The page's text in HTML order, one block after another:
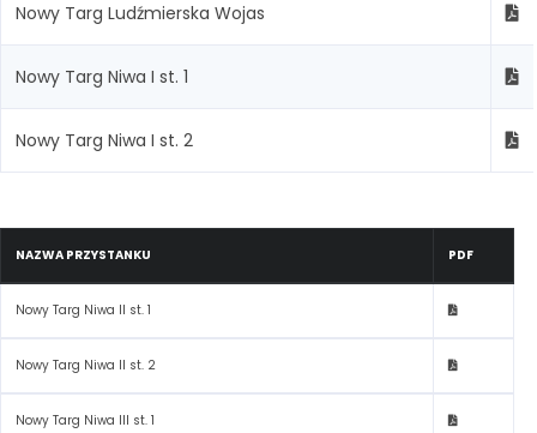
Nowy Targ Ludźmierska Wojas
Nowy Targ Niwa I st. 1
Nowy Targ Niwa I st. 2
NAZWA PRZYSTANKU PDF
Nowy Targ Niwa II st. 1
Nowy Targ Niwa II st. 2
Nowy Targ Niwa III st. 1